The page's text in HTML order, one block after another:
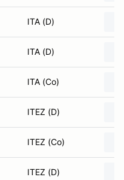
ITA (D)
ITA (D)
ITA (Co)
ITEZ (D)
ITEZ (Co)
ITEZ (D)